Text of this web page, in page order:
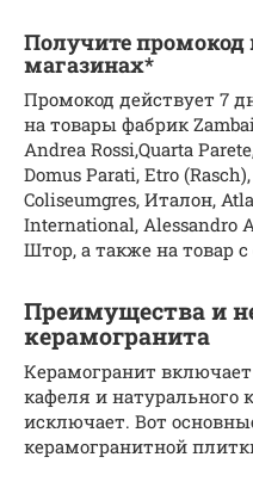
Получите
магазинах*
Промокод действует 7
на товары фабрик
Andrea Rossi,Quarta
Domus Parati, Etro
Coliseumgres, Италон,
International,
Штор, а также на товар
Преимущества и
керамогранита
Керамогранит
кафеля и натурального
исключает. Вот
керамогранитной